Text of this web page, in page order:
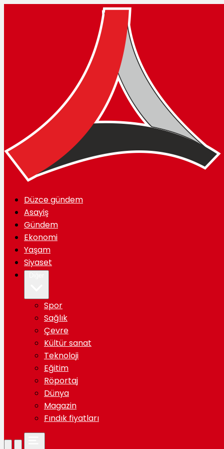
Düzce gündem
Asayiş
Gündem
Ekonomi
Yaşam
Siyaset
Spor
Sağlık
Çevre
Kültür sanat
Teknoloji
Eğitim
Röportaj
Dünya
Magazin
Fındık fiyatları